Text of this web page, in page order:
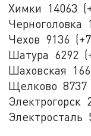
Химки 14063
Черноголовка
Чехов 9136
Шатура 6292
Шаховская
Щелково 8737
Электрогорск
Электросталь